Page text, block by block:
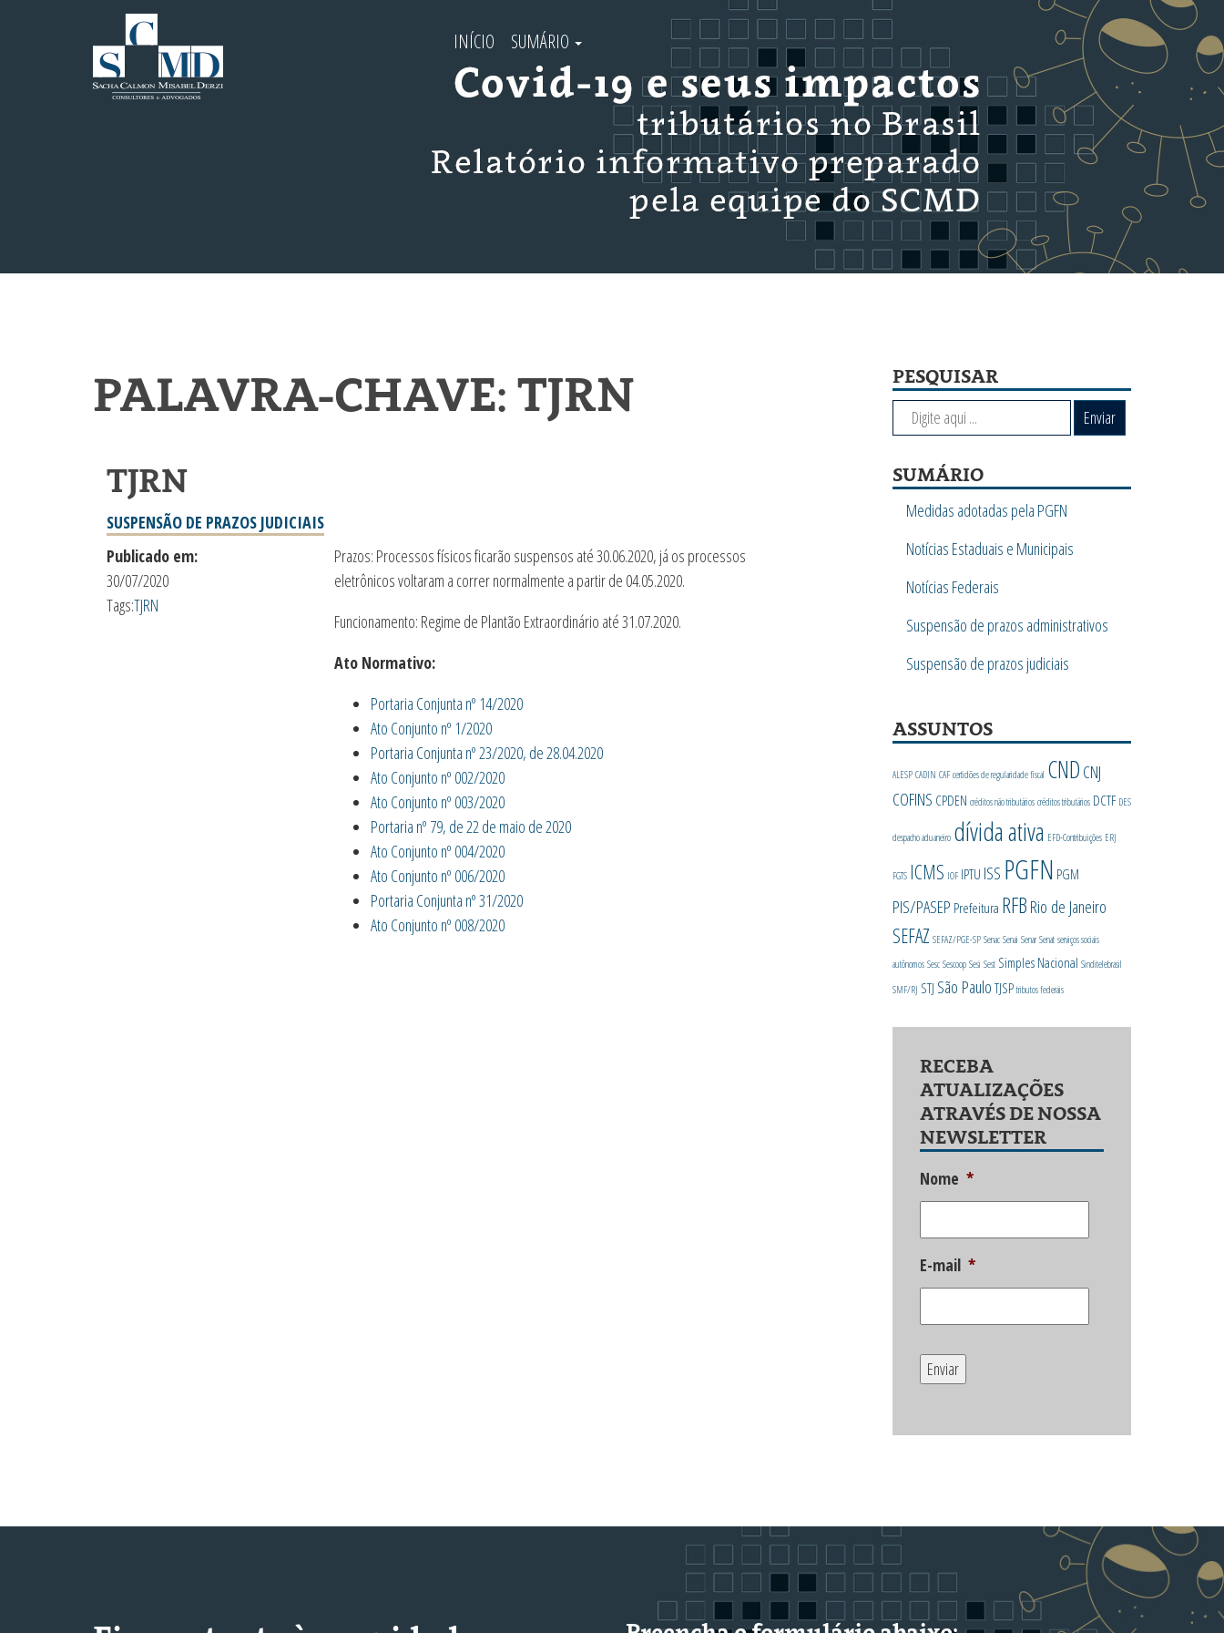
INÍCIO SUMÁRIO
PALAVRA-CHAVE: TJRN
TJRN
SUSPENSÃO DE PRAZOS JUDICIAIS
Publicado em:
30/07/2020
Tags:TJRN
Prazos: Processos físicos ficarão suspensos até 30.06.2020, já os processos
eletrônicos voltaram a correr normalmente a partir de 04.05.2020.
Funcionamento: Regime de Plantão Extraordinário até 31.07.2020.
Ato Normativo:
Portaria Conjunta nº 14/2020
Ato Conjunto nº 1/2020
Portaria Conjunta nº 23/2020, de 28.04.2020
Ato Conjunto nº 002/2020
Ato Conjunto nº 003/2020
Portaria nº 79, de 22 de maio de 2020
Ato Conjunto nº 004/2020
Ato Conjunto nº 006/2020
Portaria Conjunta nº 31/2020
Ato Conjunto nº 008/2020
PESQUISAR
Enviar
SUMÁRIO
Medidas adotadas pela PGFN
Notícias Estaduais e Municipais
Notícias Federais
Suspensão de prazos administrativos
Suspensão de prazos judiciais
ASSUNTOS
ALESP CADIN CAF certidões de regularidade fiscal CND CNJ
COFINS CPDEN créditos não tributários créditos tributários DCTF DES
despacho aduaneiro dívida ativa EFD-Contribuições ERJ
FGTS ICMS IOF IPTU ISS PGFN PGM
PIS/PASEP Prefeitura RFB Rio de Janeiro
SEFAZ SEFAZ/PGE-SP Senac Senai Senar Senat serviços sociais
autônomos Sesc Sescoop Sesi Sest Simples Nacional Sinditelebrasil
SMF/RJ STJ São PauloTJSP tributos federais
RECEBA
ATUALIZAÇÕES
ATRAVÉS DE NOSSA
NEWSLETTER
Nome *
E-mail *